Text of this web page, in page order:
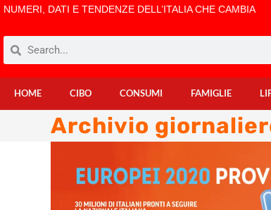
NUMERI, DATI E TENDENZE DELL’ITALIA CHE CAMBIA
HOME CIBO CONSUMI FAMIGLIE
Archivio